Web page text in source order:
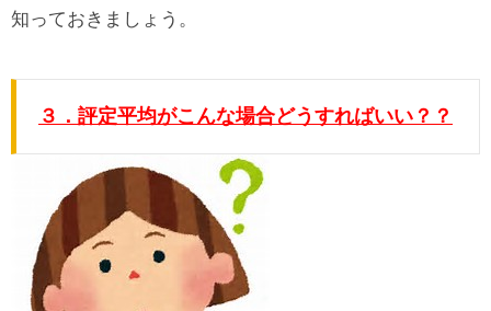
知っておきましょう。
３．評定平均がこんな場合どうすればいい？？